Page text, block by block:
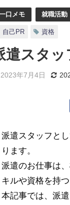
口メモ 就職活動
自己PR 資格
遣スタ
2023年7月4日
派遣スタッフと
ります。
派遣のお仕事は
キルや資格を持
本記事では、派